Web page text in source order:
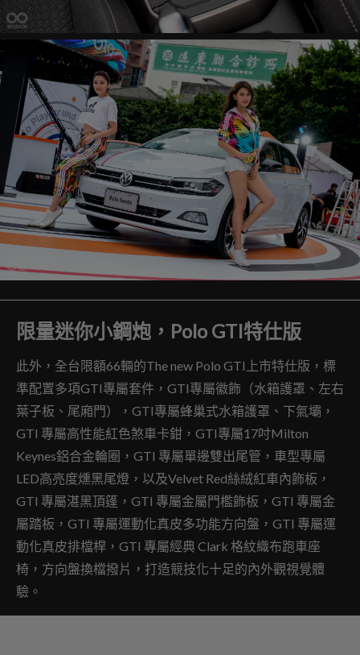
限量迷你小鋼炮，Polo GTI特仕版
此外，全台限額66輛的The new Polo GTI上市特仕版，標
準配置多項GTI專屬套件，GTI專屬徽飾（水箱護罩、左右
葉子板、尾廂門），GTI專屬蜂巢式水箱護罩、下氣壩，
GTI 專屬高性能紅色煞車卡鉗，GTI專屬17吋Milton
Keynes鋁合金輪圈，GTI 專屬單邊雙出尾管，車型專屬
LED高亮度燻黑尾燈，以及Velvet Red絲絨紅車內飾板，
GTI 專屬湛黑頂篷，GTI 專屬金屬門檻飾板，GTI 專屬金
屬踏板，GTI 專屬運動化真皮多功能方向盤，GTI 專屬運
動化真皮排檔桿，GTI 專屬經典 Clark 格紋織布跑車座
椅，方向盤換檔撥片，打造競技化十足的內外觀視覺體
驗。